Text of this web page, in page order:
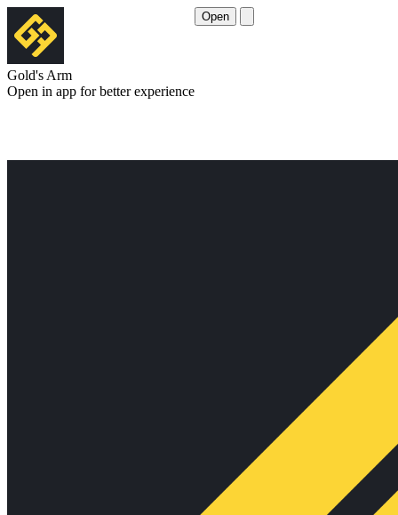
Gold's Arm
Open in app for better experience
Open